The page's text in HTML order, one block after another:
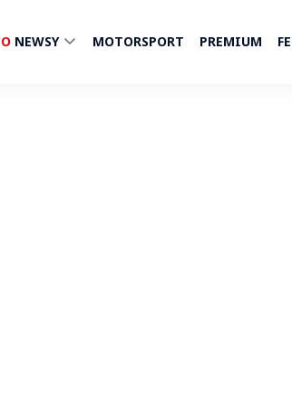
NEWSY MOTORSPORT PREMIUM